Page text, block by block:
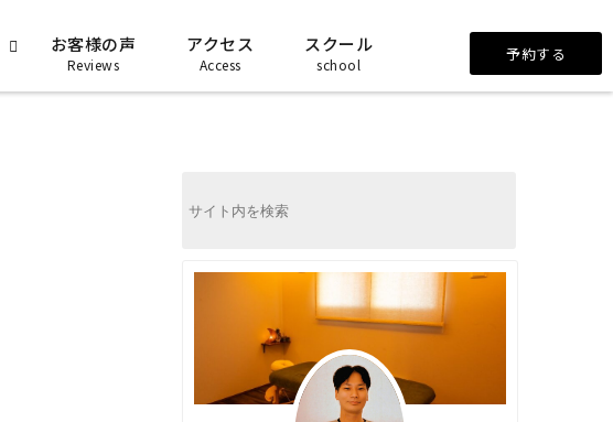
お客様の声
Reviews
アクセス
Access
スクール
school
予約する